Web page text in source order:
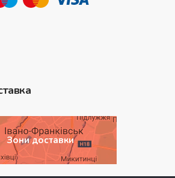
Зони доставки